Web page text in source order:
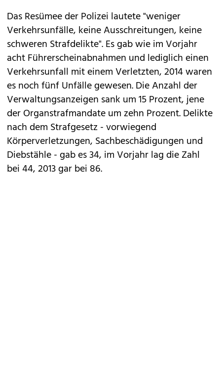
Das Resümee der Polizei lautete "weniger
Verkehrsunfälle, keine Ausschreitungen, keine
schweren Strafdelikte". Es gab wie im Vorjahr
acht Führerscheinabnahmen und lediglich einen
Verkehrsunfall mit einem Verletzten, 2014 waren
es noch fünf Unfälle gewesen. Die Anzahl der
Verwaltungsanzeigen sank um 15 Prozent, jene
der Organstrafmandate um zehn Prozent. Delikte
nach dem Strafgesetz - vorwiegend
Körperverletzungen, Sachbeschädigungen und
Diebstähle - gab es 34, im Vorjahr lag die Zahl
bei 44, 2013 gar bei 86.